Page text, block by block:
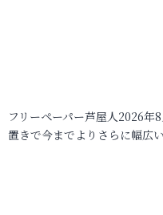
フリーペーパー芦屋人2026年
置きで今までよりさらに幅広